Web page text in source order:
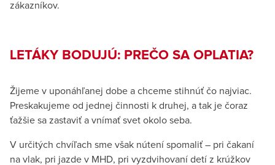
zákazníkov.
LETÁKY BODUJÚ: PREČO SA OPLATIA?
Žijeme v uponáhľanej dobe a chceme stihnúť čo najviac.
Preskakujeme od jednej činnosti k druhej, a tak je čoraz
ťažšie sa zastaviť a vnímať svet okolo seba.
V určitých chvíľach sme však nútení spomaliť – pri čakaní
na vlak, pri jazde v MHD, pri vyzdvihovaní detí z krúžkov